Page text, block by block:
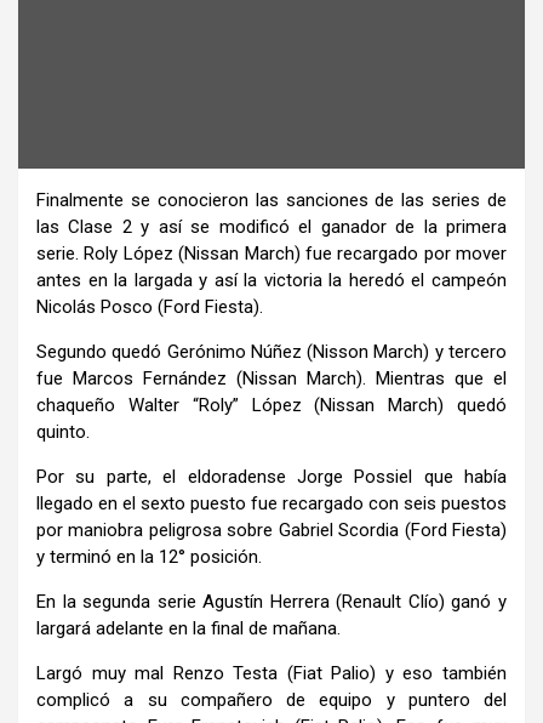
Finalmente se conocieron las sanciones de las series de
las Clase 2 y así se modificó el ganador de la primera
serie. Roly López (Nissan March) fue recargado por mover
antes en la largada y así la victoria la heredó el campeón
Nicolás Posco (Ford Fiesta).
Segundo quedó Gerónimo Núñez (Nisson March) y tercero
fue Marcos Fernández (Nissan March). Mientras que el
chaqueño Walter “Roly” López (Nissan March) quedó
quinto.
Por su parte, el eldoradense Jorge Possiel que había
llegado en el sexto puesto fue recargado con seis puestos
por maniobra peligrosa sobre Gabriel Scordia (Ford Fiesta)
y terminó en la 12° posición.
En la segunda serie Agustín Herrera (Renault Clío) ganó y
largará adelante en la final de mañana.
Largó muy mal Renzo Testa (Fiat Palio) y eso también
complicó a su compañero de equipo y puntero del